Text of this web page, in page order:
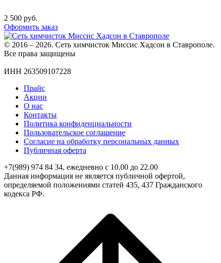
2 500 руб.
Оформить заказ
© 2016 – 2026. Сеть химчисток Миссис Хадсон в Ставрополе.
Все права защищены
ИНН 263509107228
Прайс
Акции
О нас
Контакты
Политика конфиденциальности
Пользовательское соглашение
Согласие на обработку персональных данных
Публичная оферта
+7(989) 974 84 34, ежедневно с 10.00 до 22.00
Данная информация не является публичной офертой,
определяемой положениями статей 435, 437 Гражданского
кодекса РФ.